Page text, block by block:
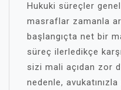
Hukuki süreçler
masraflar zamanla
başlangıçta net bir
süreç ilerledikçe
sizi mali açıdan zor
nedenle,